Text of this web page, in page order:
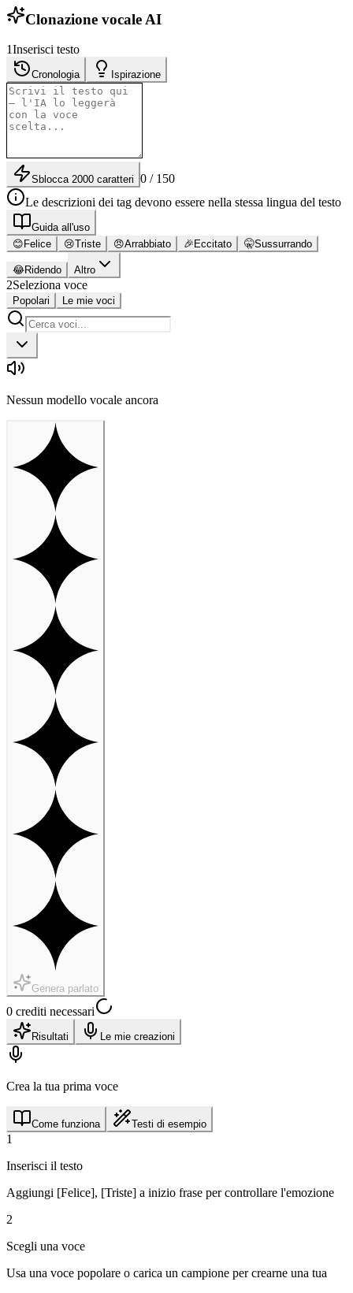
Clonazione vocale AI
1Inserisci testo
Cronologia Ispirazione
Sblocca 2000 caratteri 0 / 150
Le descrizioni dei tag devono essere nella stessa lingua del testo
Guida all'uso
😊 Felice 😢Triste 😠Arrabbiato 🎉 Eccitato 🤫Sussurrando
😂Ridendo Altro
2Seleziona voce
Popolari Le mie voci
Nessun modello vocale ancora
Genera parlato
0 crediti necessari
Risultati Le mie creazioni
Crea la tua prima voce
Come funziona Testi di esempio
1
Inserisci il testo
Aggiungi [Felice], [Triste] a inizio frase per controllare l'emozione
2
Scegli una voce
Usa una voce popolare o carica un campione per crearne una tua